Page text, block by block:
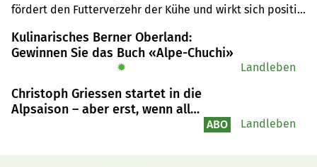
fördert den Futterverzehr der Kühe und wirkt sich positiv
Temperaturen ist der Wasserbedarf der Rinder gross.
Eine gut durchdachte Wasserversorgung ist daher sowohl
Kulinarisches Berner Oberland:
Gewinnen Sie das Buch «Alpe-Chuchi»
✹ Landleben
Christoph Griessen startet in die
Alpsaison – aber erst, wenn alle
ABO Landleben